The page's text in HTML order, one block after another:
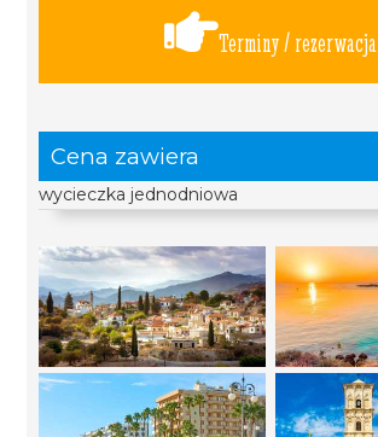
Terminy / rezerwacja
Cena zawiera
wycieczka jednodniowa